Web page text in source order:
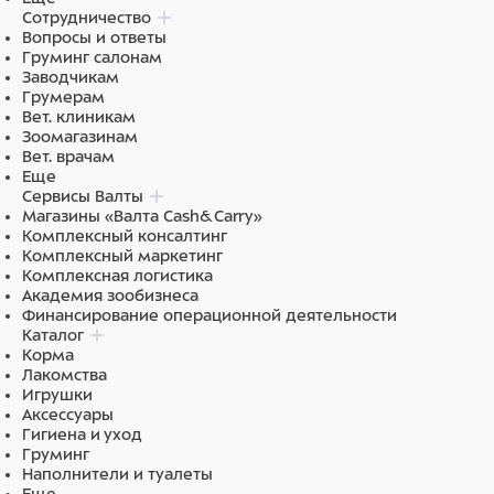
Сотрудничество
Вопросы и ответы
Груминг салонам
Заводчикам
Грумерам
Вет. клиникам
Зоомагазинам
Вет. врачам
Еще
Сервисы Валты
Магазины «Валта Cash&Carry»
Комплексный консалтинг
Комплексный маркетинг
Комплексная логистика
Академия зообизнеса
Финансирование операционной деятельности
Каталог
Корма
Лакомства
Игрушки
Аксессуары
Гигиена и уход
Груминг
Наполнители и туалеты